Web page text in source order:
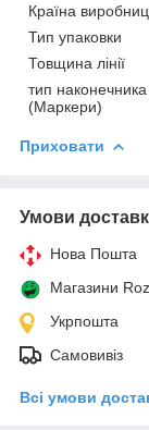
Країна
Тип упаковки
Товщина лінії
тип
(Маркери)
Приховати
Умови
Нова Пошта
Магазини
Укрпошта
Самовивіз
Всі умови